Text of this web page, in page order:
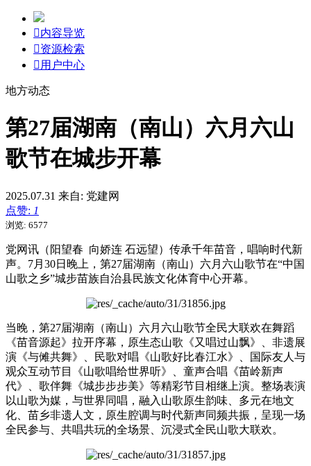
内容导览
资源检索
 用户中心
地方动态
第27届湖南（南山）六月六山
歌节在城步开幕
2025.07.31 来自: 党建网
点赞: 1
浏览: 6577
党网讯（阳望春 向娇连 石远望）传承千年苗音，唱响时代新
声。7月30日晚上，第27届湖南（南山）六月六山歌节在“中国
山歌之乡”城步苗族自治县民族文化体育中心开幕。
当晚，第27届湖南（南山）六月六山歌节全民大联欢在舞蹈
《苗音源起》拉开序幕，原生态山歌《又唱过山飘》、非遗展
演《与傩共舞》、民歌对唱《山歌好比春江水》、国际友人与
观众互动节目《山歌唱给世界听》、童声合唱《苗岭新声
代》、歌伴舞《城步步步美》等精彩节目相继上演。整场表演
以山歌为媒，与世界同唱，融入山歌原生韵味、多元在地文
化、苗乡非遗人文，原生腔调与时代新声同频共振，呈现一场
全民参与、共唱共玩的全场景、沉浸式全民山歌大联欢。